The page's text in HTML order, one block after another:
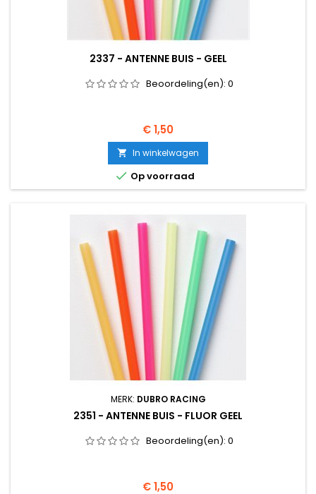
2337 - ANTENNE BUIS - GEEL
Beoordeling(en): 0
Prijs
€ 1,50
 In winkelwagen
 Op voorraad
MERK: DUBRO RACING
2351 - ANTENNE BUIS - FLUOR GEEL
Beoordeling(en): 0
Prijs
€ 1,50